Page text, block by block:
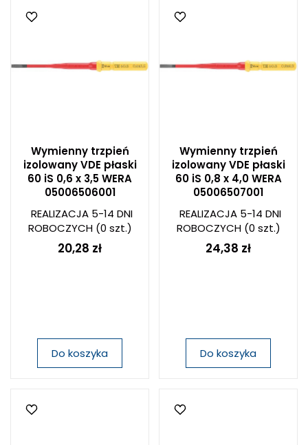
Wymienny trzpień
izolowany VDE płaski
60 iS 0,6 x 3,5 WERA
05006506001
REALIZACJA 5-14 DNI
ROBOCZYCH(0 szt.)
20,28 zł
Do koszyka
Wymienny trzpień
izolowany VDE płaski
60 iS 0,8 x 4,0 WERA
05006507001
REALIZACJA 5-14 DNI
ROBOCZYCH(0 szt.)
24,38 zł
Do koszyka